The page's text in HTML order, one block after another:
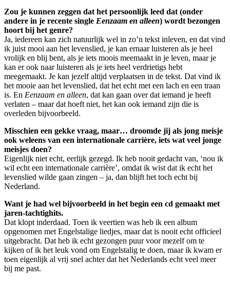
Zou je kunnen zeggen dat het persoonlijk leed dat (onder
andere in je recente single Eenzaam en alleen) wordt bezongen
hoort bij het genre?
Ja, iedereen kan zich natuurlijk wel in zo’n tekst inleven, en dat vind
ik juist mooi aan het levenslied, je kan ernaar luisteren als je heel
vrolijk en blij bent, als je iets moois meemaakt in je leven, maar je
kan er ook naar luisteren als je iets heel verdrietigs hebt
meegemaakt. Je kan jezelf altijd verplaatsen in de tekst. Dat vind ik
het mooie aan het levenslied, dat het echt met een lach en een traan
is. En Eenzaam en alleen, dat kan gaan over dat iemand je heeft
verlaten – maar dat hoeft niet, het kan ook iemand zijn die is
overleden bijvoorbeeld.
Misschien een gekke vraag, maar… droomde jij als jong meisje
ook weleens van een internationale carrière, iets wat veel jonge
meisjes doen?
Eigenlijk niet echt, eerlijk gezegd. Ik heb nooit gedacht van, ‘nou ik
wil echt een internationale carrière’, omdat ik wist dat ik echt het
levenslied wilde gaan zingen – ja, dan blijft het toch echt bij
Nederland.
Want je had wel bijvoorbeeld in het begin een cd gemaakt met
jaren-tachtighits.
Dat klopt inderdaad. Toen ik veertien was heb ik een album
opgenomen met Engelstalige liedjes, maar dat is nooit echt officieel
uitgebracht. Dat heb ik echt gezongen puur voor mezelf om te
kijken of ik het leuk vond om Engelstalig te doen, maar ik kwam er
toen eigenlijk al vrij snel achter dat het Nederlands echt veel meer
bij me past.